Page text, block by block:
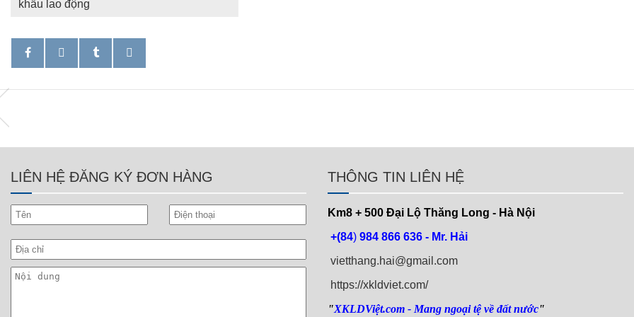
khẩu lao động
LIÊN HỆ ĐĂNG KÝ ĐƠN HÀNG THÔNG TIN LIÊN HỆ
Km8 + 500 Đại Lộ Thăng Long - Hà Nội
+(84) 984 866 636 - Mr. Hải
vietthang.hai@gmail.com
https://xkldviet.com/
"XKLDViệt.com - Mang ngoại tệ về đất nước"